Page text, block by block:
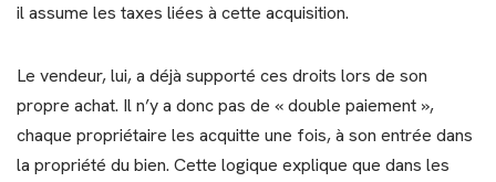
il assume les taxes liées à cette acquisition.
Le vendeur, lui, a déjà supporté ces droits lors de son
propre achat. Il n’y a donc pas de « double paiement »,
chaque propriétaire les acquitte une fois, à son entrée dans
la propriété du bien. Cette logique explique que dans les